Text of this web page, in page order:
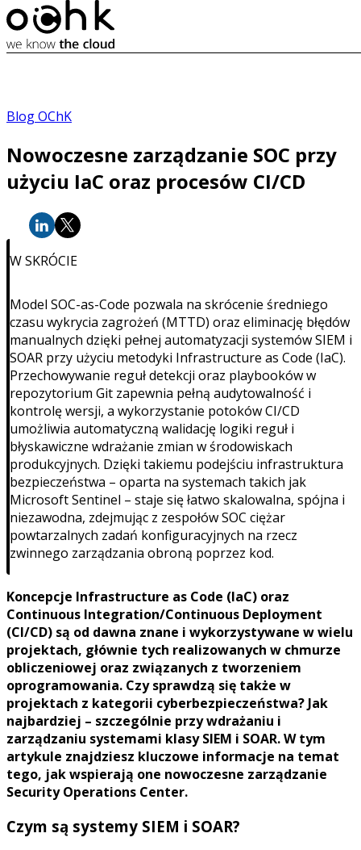
Blog OChK
Nowoczesne zarządzanie SOC przy
użyciu IaC oraz procesów CI/CD
W SKRÓCIE
Model SOC-as-Code pozwala na skrócenie średniego
czasu wykrycia zagrożeń (MTTD) oraz eliminację błędów
manualnych dzięki pełnej automatyzacji systemów SIEM i
SOAR przy użyciu metodyki Infrastructure as Code (IaC).
Przechowywanie reguł detekcji oraz playbooków w
repozytorium Git zapewnia pełną audytowalność i
kontrolę wersji, a wykorzystanie potoków CI/CD
umożliwia automatyczną walidację logiki reguł i
błyskawiczne wdrażanie zmian w środowiskach
produkcyjnych. Dzięki takiemu podejściu infrastruktura
bezpieczeństwa – oparta na systemach takich jak
Microsoft Sentinel – staje się łatwo skalowalna, spójna i
niezawodna, zdejmując z zespołów SOC ciężar
powtarzalnych zadań konfiguracyjnych na rzecz
zwinnego zarządzania obroną poprzez kod.
Koncepcje Infrastructure as Code (IaC) oraz
Continuous Integration/Continuous Deployment
(CI/CD) są od dawna znane i wykorzystywane w wielu
projektach, głównie tych realizowanych w chmurze
obliczeniowej oraz związanych z tworzeniem
oprogramowania. Czy sprawdzą się także w
projektach z kategorii cyberbezpieczeństwa? Jak
najbardziej – szczególnie przy wdrażaniu i
zarządzaniu systemami klasy SIEM i SOAR. W tym
artykule znajdziesz kluczowe informacje na temat
tego, jak wspierają one nowoczesne zarządzanie
Security Operations Center.
Czym są systemy SIEM i SOAR?